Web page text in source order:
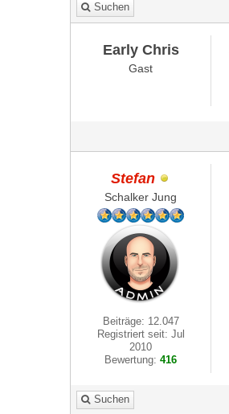
Suchen
Early Chris
Gast
Stefan
Schalker Jung
Beiträge: 12.047
Registriert seit: Jul
2010
Bewertung:416
Suchen